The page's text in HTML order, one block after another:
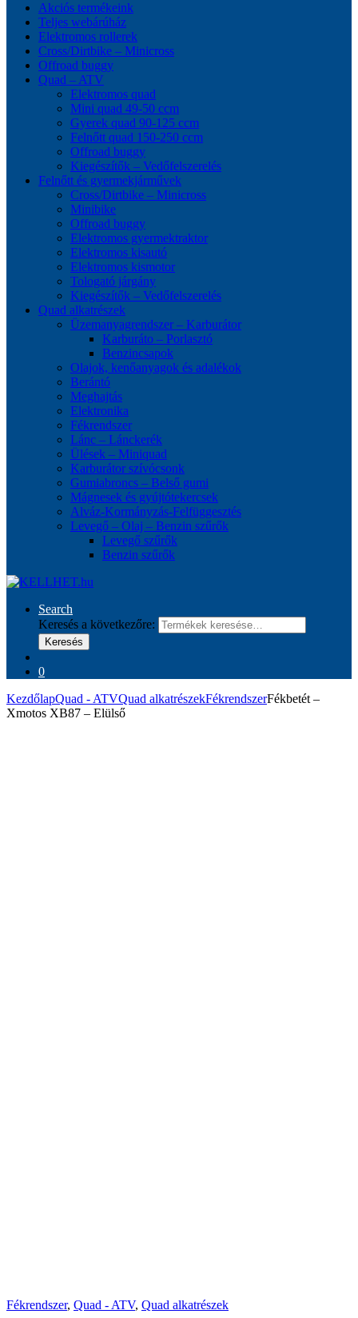
Akciós termékeink
Teljes webárúház
Elektromos rollerek
Cross/Dirtbike – Minicross
Offroad buggy
Quad – ATV
Elektromos quad
Mini quad 49-50 ccm
Gyerek quad 90-125 ccm
Felnőtt quad 150-250 ccm
Offroad buggy
Kiegészítők – Vedőfelszerelés
Felnőtt és gyermekjárművek
Cross/Dirtbike – Minicross
Minibike
Offroad buggy
Elektromos gyermektraktor
Elektromos kisautó
Elektromos kismotor
Tologató járgány
Kiegészítők – Vedőfelszerelés
Quad alkatrészek
Üzemanyagrendszer – Karburátor
Karburáto – Porlasztó
Benzincsapok
Olajok, kenőanyagok és adalékok
Berántó
Meghajtás
Elektronika
Fékrendszer
Lánc – Lánckerék
Ülések – Miniquad
Karburátor szívócsonk
Gumiabroncs – Belső gumi
Mágnesek és gyújtótekercsek
Alváz-Kormányzás-Felfüggesztés
Levegő – Olaj – Benzin szűrők
Levegő szűrők
Benzin szűrők
Search
Keresés a következőre:
Keresés
0
KezdőlapQuad - ATVQuad alkatrészekFékrendszerFékbetét –
Xmotos XB87 – Elülső
Fékrendszer, Quad - ATV, Quad alkatrészek